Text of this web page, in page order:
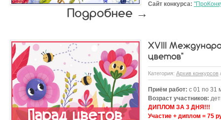
Сайт конкурса:
Подробнее →
XVIII
цветов"
Категория: Архив конкурсов
Приём работ: с 01 по 31
Возраст участников:
ДИПЛОМ ЗА 3 ДНЯ!!!
Участие + диплом = 75